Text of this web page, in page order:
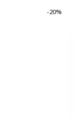
-20%